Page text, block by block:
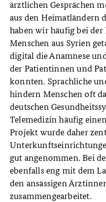
ärztlichen Gesprächen
aus den Heimatländern
haben wir häufig bei
Menschen aus Syrien
digital die Anamnese
der Patientinnen und
konnten. Sprachliche
hindern Menschen oft
deutschen
Telemedizin häufig
Projekt wurde daher
gut angenommen. Bei
ebenfalls eng mit dem
den ansässigen
zusammengearbeitet.